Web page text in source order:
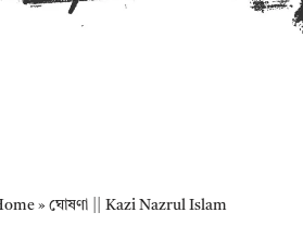
» ঘোষণা || Kazi Nazrul Islam